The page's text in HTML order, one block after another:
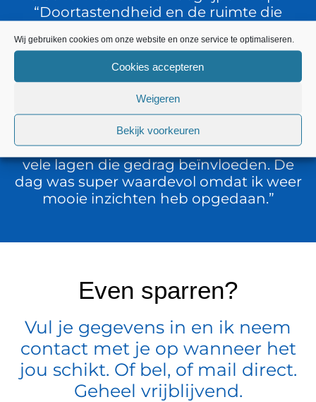
Wij gebruiken cookies om onze website en onze service te optimaliseren.
Cookies accepteren
Weigeren
Bekijk voorkeuren
“Doortastendheid en de ruimte die
om zelf invulling te geven aan de dag en
de mogelijkheid om daarin te stretchen.
Jaap weet als geen ander een veilige
omgeving te creëren en de groep op
samenwerking een stap verder te
helpen door zowel persoonlijk als
collectief inzicht te verschaffen op de
vele lagen die gedrag beïnvloeden. De
dag was super waardevol omdat ik weer
mooie inzichten heb opgedaan.”
Even sparren?
Vul je gegevens in en ik neem
contact met je op wanneer het
jou schikt. Of bel, of mail direct.
Geheel vrijblijvend.